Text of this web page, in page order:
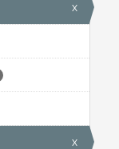
x
x